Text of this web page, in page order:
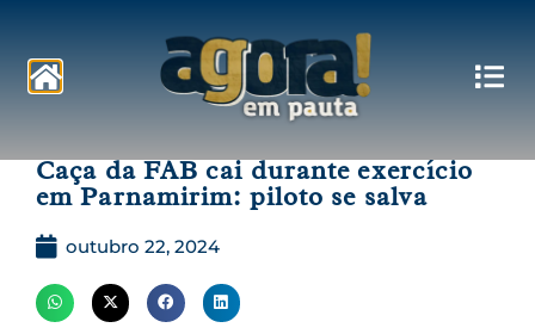
Caça da FAB cai durante exercício
em Parnamirim: piloto se salva
outubro 22, 2024